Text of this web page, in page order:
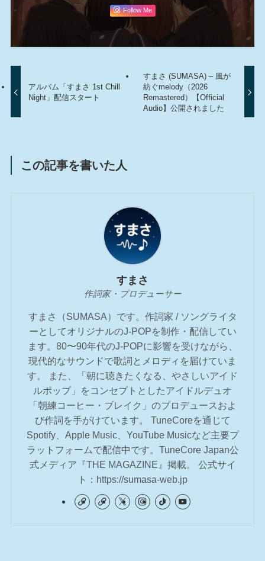
Follow Me
アルバム「すまさ 1st Chill
Night」配信スタート
すまさ (SUMASA) – 風が
紡ぐmelody（2026
Remastered）【Official
Audio】公開されました
この記事を書いた人
すまさ
作詞家・プロデューサー
すまさ（SUMASA）です。作詞家 / ソングライタ
ーとしてオリジナルのJ-POPを制作・配信してい
ます。80〜90年代のJ-POPに影響を受けながら、
現代的なサウンドで歌詞とメロディを届けていま
す。 また、「朝に聴きたくなる、やさしいアイド
ルポップ」をコンセプトとしたアイドルデュオ
「朝練コーヒー・ブレイク」のプロデュースおよ
び作詞を手がけています。 TuneCoreを通じて
Spotify、Apple Music、YouTube Musicなど主要プ
ラットフォームで配信中です。TuneCore Japan公
式メディア『THE MAGAZINE』掲載。 公式サイ
ト：https://sumasa-web.jp